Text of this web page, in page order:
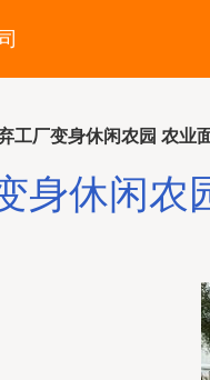
工厂变身休闲农园 农业
身休闲农